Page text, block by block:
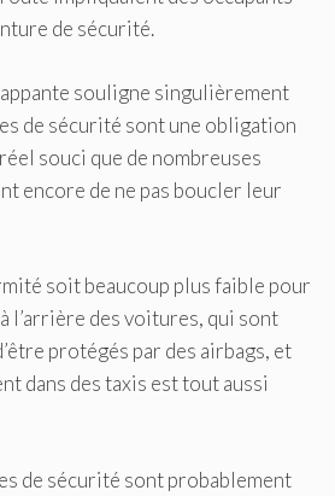
de sécurité.
souligne singulièrement
de sécurité sont une obligation
souci que de nombreuses
encore de ne pas boucler leur
soit beaucoup plus faible pour
l’arrière des voitures, qui sont
protégés par des airbags, et
dans des taxis est tout aussi
de sécurité sont probablement